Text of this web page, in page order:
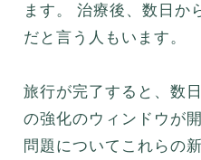
ます。 治療後、数日か
だと言う人もいます。
旅行が完了すると、数
の強化のウィンドウが
問題についてこれらの